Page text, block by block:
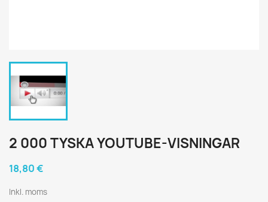
2 000 TYSKA YOUTUBE-VISNINGAR
18,80 €
Inkl. moms